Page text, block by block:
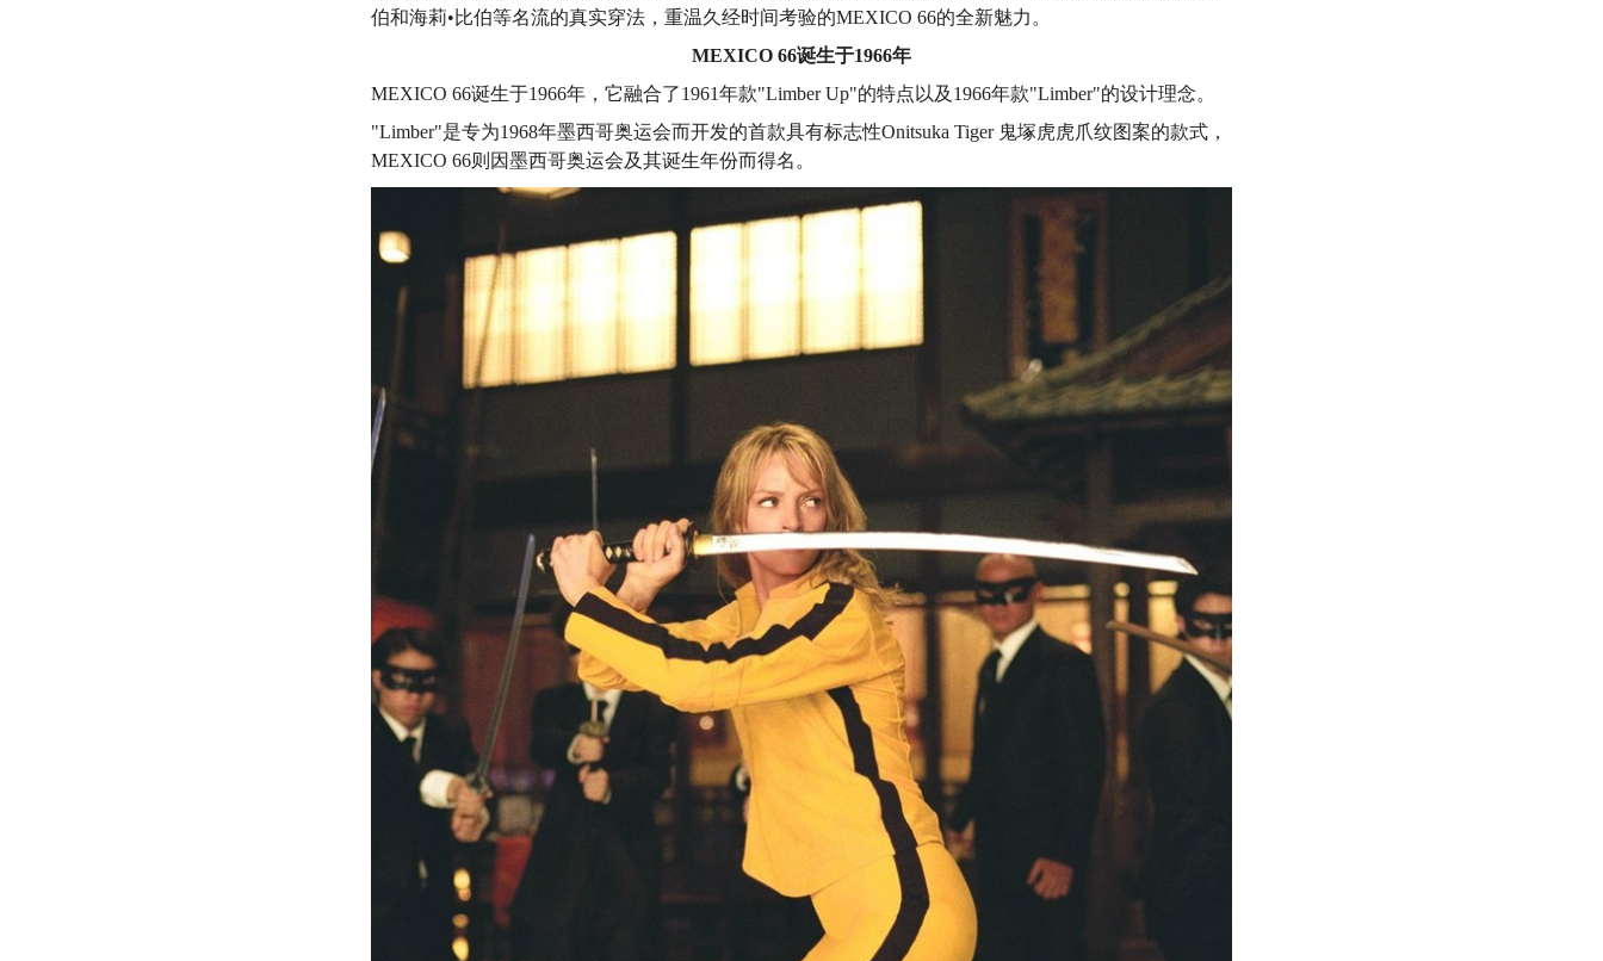
伯和海莉•比伯等名流的真实穿法，重温久经时间考验的MEXICO 66的全新魅力。
MEXICO 66诞生于1966年
MEXICO 66诞生于1966年，它融合了1961年款"Limber Up"的特点以及1966年款"Limber"的设计理念。
"Limber"是专为1968年墨西哥奥运会而开发的首款具有标志性Onitsuka Tiger 鬼塚虎虎爪纹图案的款式，
MEXICO 66则因墨西哥奥运会及其诞生年份而得名。